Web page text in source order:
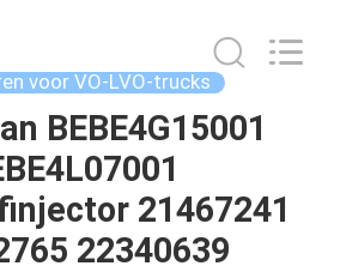
voor VO-LVO-trucks
BEBE4G15001
21467241
22340639